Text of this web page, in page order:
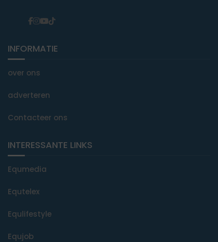
INFORMATIE
over ons
adverteren
Contacteer ons
INTERESSANTE LINKS
Equmedia
Equtelex
Equlifestyle
Equjob